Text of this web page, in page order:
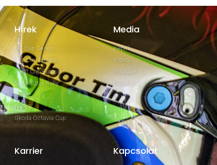
Hírek
GT Cup Series
Clio Cup Europe
Swift Cup Europe
Szilveszter Rally
Rally2
Rally3
Skoda Octavia Cup
Media
Képek
Video
Youtube
Facebook
Karrier Kapcsolat